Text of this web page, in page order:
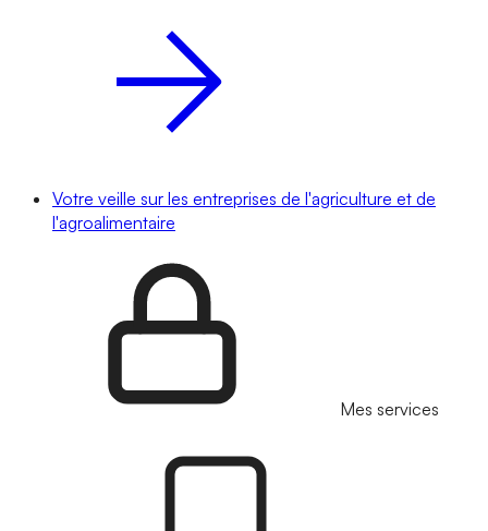
Votre veille sur les entreprises de l'agriculture et de
l'agroalimentaire
Mes services